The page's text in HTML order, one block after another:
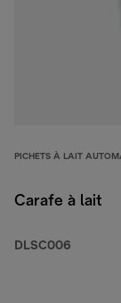
PICHETS À LAIT
Carafe à lait
DLSC006